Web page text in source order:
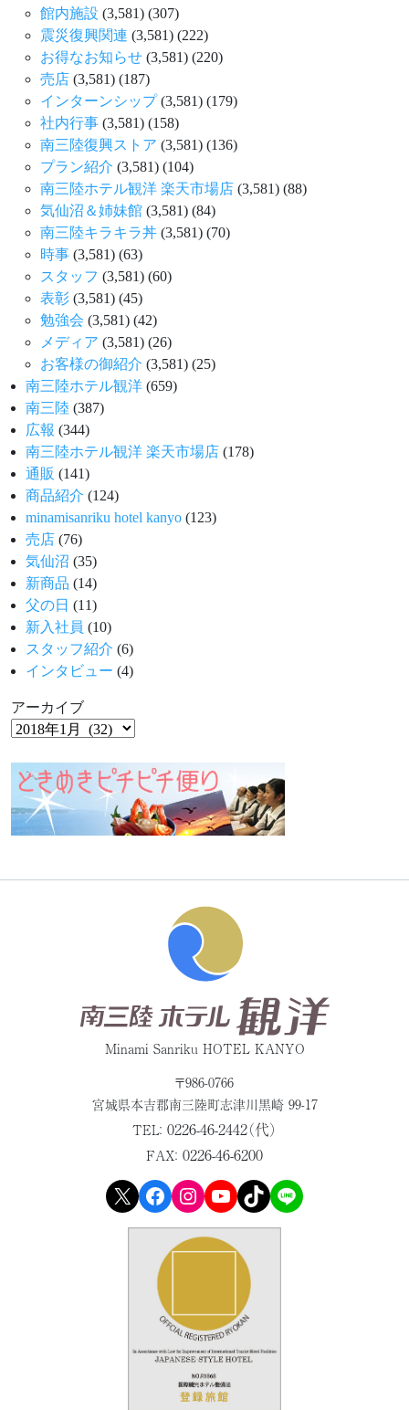
館内施設 (3,581) (307)
震災復興関連 (3,581) (222)
お得なお知らせ (3,581) (220)
売店 (3,581) (187)
インターンシップ(3,581) (179)
社内行事 (3,581) (158)
南三陸復興ストア (3,581) (136)
プラン紹介 (3,581) (104)
南三陸ホテル観洋 楽天市場店 (3,581) (88)
気仙沼＆姉妹館 (3,581) (84)
南三陸キラキラ丼 (3,581) (70)
時事 (3,581) (63)
スタッフ (3,581) (60)
表彰 (3,581) (45)
勉強会 (3,581) (42)
メディア (3,581) (26)
お客様の御紹介 (3,581) (25)
南三陸ホテル観洋 (659)
南三陸 (387)
広報 (344)
南三陸ホテル観洋 楽天市場店 (178)
通販 (141)
商品紹介 (124)
minamisanriku hotel kanyo (123)
売店 (76)
気仙沼 (35)
新商品 (14)
父の日 (11)
新入社員 (10)
スタッフ紹介 (6)
インタビュー (4)
アーカイブ
Minami Sanriku HOTEL KANYO
〒986-0766
宮城県本吉郡南三陸町志津川黒崎 99-17
TEL： 0226-46-2442（代）
FAX： 0226-46-6200
X Facebook Instagram YouTube TikTok LINE